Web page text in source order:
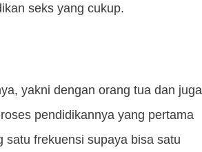
seks yang cukup.
yakni dengan orang tua dan juga
pendidikannya yang pertama
satu frekuensi supaya bisa satu